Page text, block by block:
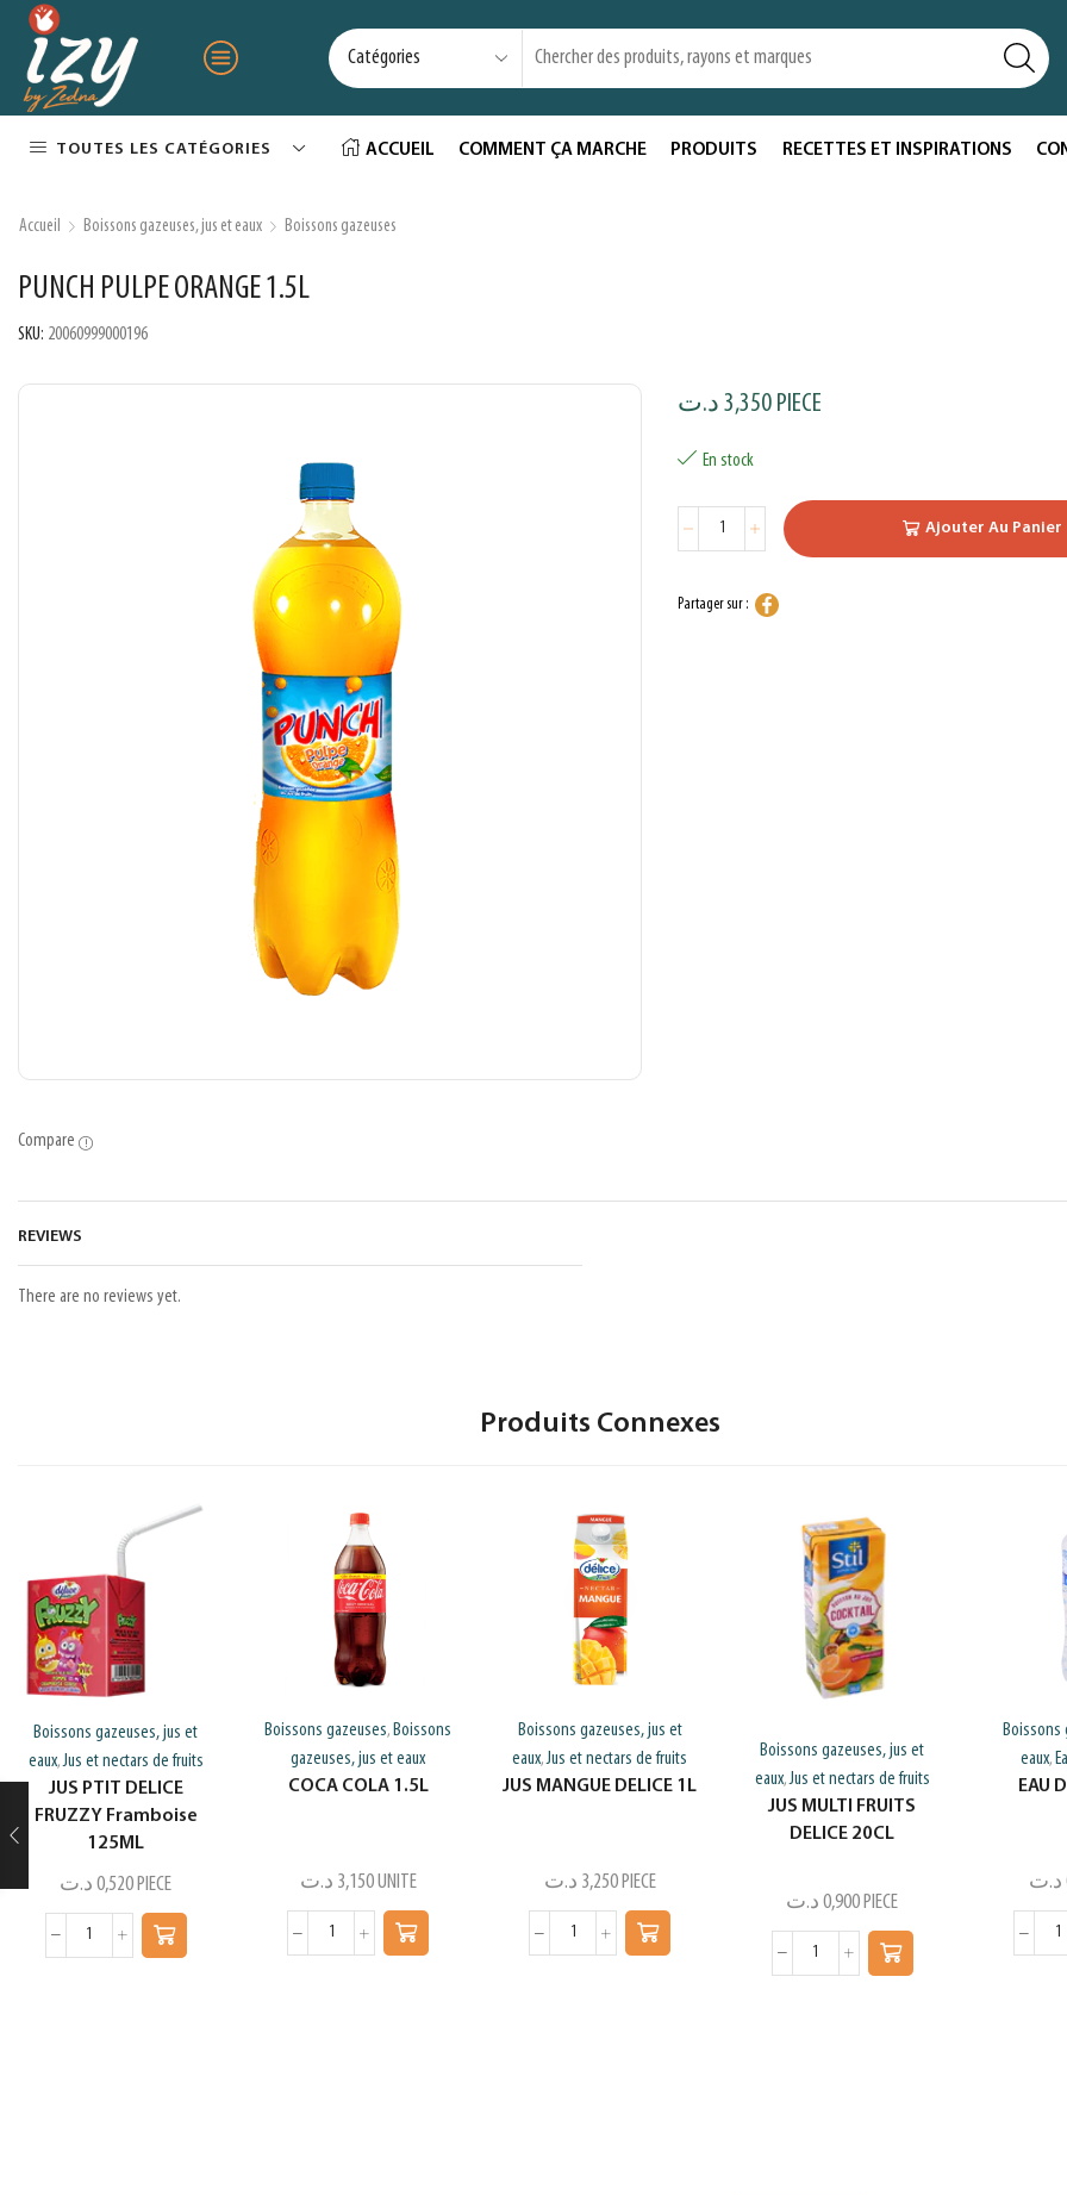
TOUTES LES CATÉGORIES ACCUEIL COMMENT ÇA MARCHE PRODUITS RECETTES ET INSPIRATIONS
Accueil Boissons gazeuses, jus et eaux Boissons gazeuses
PUNCH PULPE ORANGE 1.5L
SKU: 20060999000196
Compare
3,350 د.ت PIECE
En stock
Ajouter Au Panier
Partager sur :
REVIEWS
There are no reviews yet.
Produits Connexes
Boissons gazeuses, jus et
eaux,Jus et nectars de fruits
JUS PTIT DELICE
FRUZZY Framboise
125ML
0,520 د.ت PIECE
Boissons gazeuses,Boissons
gazeuses, jus et eaux
COCA COLA 1.5L
3,150 د.ت UNITE
Boissons gazeuses, jus et
eaux,Jus et nectars de fruits
JUS MANGUE DELICE 1L
3,250 د.ت PIECE
Boissons gazeuses, jus et
eaux,Jus et nectars de fruits
JUS MULTI FRUITS
DELICE 20CL
0,900 د.ت PIECE
Boissons
eaux,
EAU
د.ت